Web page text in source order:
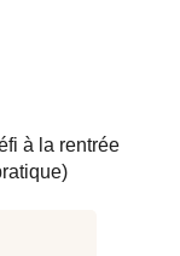
à la rentrée